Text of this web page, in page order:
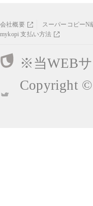
会社概要 スーパーコピーN
mykopi 支払い方法
※当WEB
Copyright